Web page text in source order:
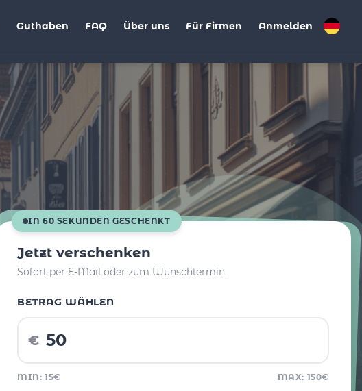
Guthaben FAQ Über uns Für Firmen Anmelden
IN 60 SEKUNDEN GESCHENKT
Jetzt verschenken
Sofort per E-Mail oder zum Wunschtermin.
BETRAG WÄHLEN
€
MIN: 15€ MAX: 150€